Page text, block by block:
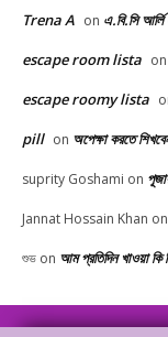
Trena A on এ.বি.সি আর্লি
escape room lista on
escape roomy lista
pill on অপেক্ষা করতে
suprity Goshami on
Jannat Hossain Khan on
শুভ on আম প্রতিদিন খাওয়া কি